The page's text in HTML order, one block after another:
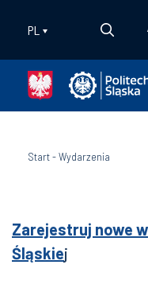
PL
Start-Wydarzenia
Zarejestruj nowe
Śląskiej